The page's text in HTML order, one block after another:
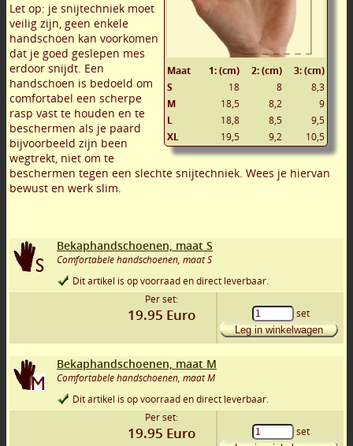
Maat 1: (cm) 2: (cm)
3: (cm)
S
18 8
8,3
M
18,5 8,2
9
L
18,8 8,5
9,5
XL
19,5 9,2 10,5
Let op: je snijtechniek moet
veilig zijn, geen enkele
handschoen kan voorkomen
dat je goed geslepen mes
erdoor snijdt. Een
handschoen is bedoeld om
comfortabel een scherpe
rasp vast te houden en te
beschermen als je paard
bijvoorbeeld zijn been
wegtrekt, niet om te
beschermen tegen een slechte snijtechniek. Wees je hiervan
bewust en werk slim.
Bekaphandschoenen, maat S
Comfortabele handschoenen, maat S
Dit artikel is op voorraad en direct leverbaar.
Per set:
19.95 Euro set
Leg in winkelwagen
Bekaphandschoenen, maat M
Comfortabele handschoenen, maat M
Dit artikel is op voorraad en direct leverbaar.
Per set:
19.95 Euro set